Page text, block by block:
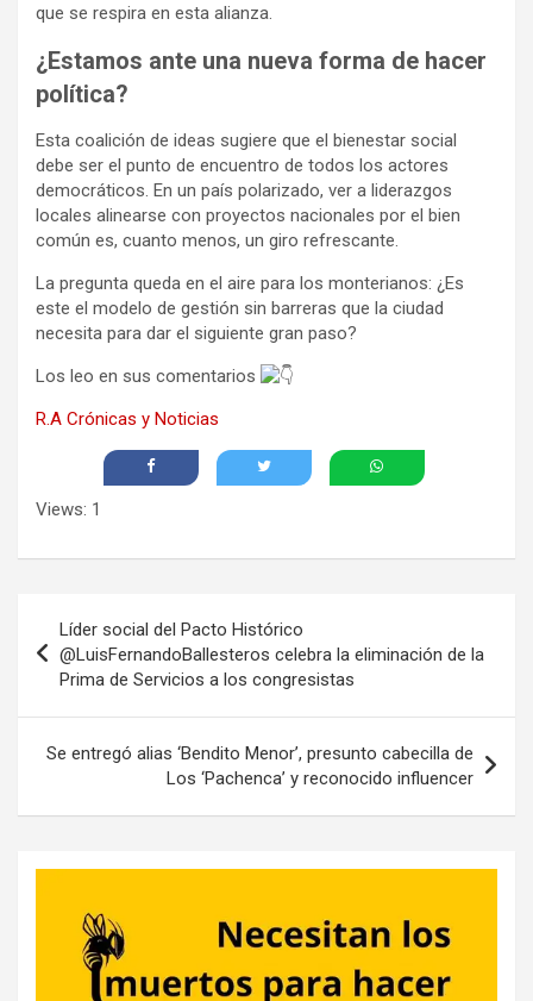
que se respira en esta alianza.
¿Estamos ante una nueva forma de hacer
política?
Esta coalición de ideas sugiere que el bienestar social
debe ser el punto de encuentro de todos los actores
democráticos. En un país polarizado, ver a liderazgos
locales alinearse con proyectos nacionales por el bien
común es, cuanto menos, un giro refrescante.
La pregunta queda en el aire para los monterianos: ¿Es
este el modelo de gestión sin barreras que la ciudad
necesita para dar el siguiente gran paso?
Los leo en sus comentarios
R.A Crónicas y Noticias
Views: 1
de
entradas
Líder social del Pacto Histórico
@LuisFernandoBallesteros celebra la eliminación de la
Prima de Servicios a los congresistas
Se entregó alias ‘Bendito Menor’, presunto cabecilla de
Los ‘Pachenca’ y reconocido influencer